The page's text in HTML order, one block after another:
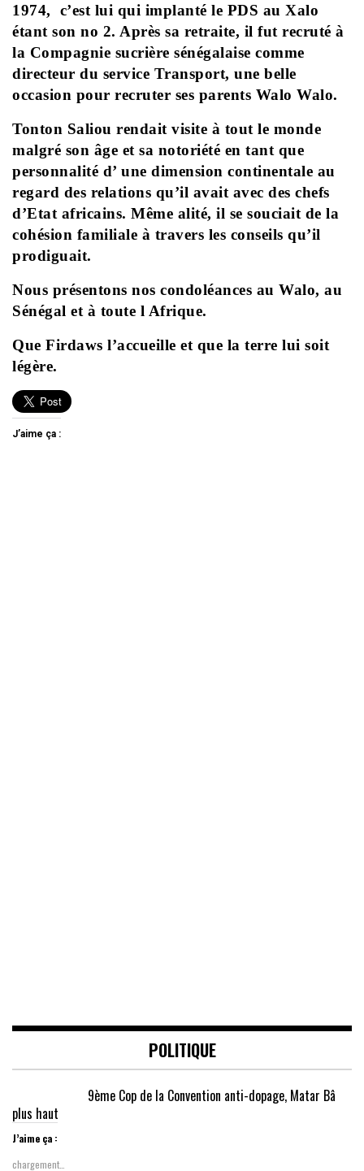
1974, c’est lui qui implanté le PDS au Xalo
étant son no 2. Après sa retraite, il fut recruté à
la Compagnie sucrière sénégalaise comme
directeur du service Transport, une belle
occasion pour recruter ses parents Walo Walo.
Tonton Saliou rendait visite à tout le monde
malgré son âge et sa notoriété en tant que
personnalité d’ une dimension continentale au
regard des relations qu’il avait avec des chefs
d’Etat africains. Même alité, il se souciait de la
cohésion familiale à travers les conseils qu’il
prodiguait.
Nous présentons nos condoléances au Walo, au
Sénégal et à toute l Afrique.
Que Firdaws l’accueille et que la terre lui soit
légère.
J’aime ça :
POLITIQUE
9ème Cop de la Convention anti-dopage, Matar Bâ
plus haut
J’aime ça :
chargement…